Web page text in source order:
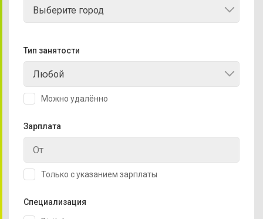
Выберите город
Тип занятости
Любой
Можно удалённо
Зарплата
Только с указанием зарплаты
Специализация